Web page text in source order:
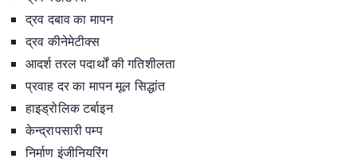
द्रव दबाव का मापन
द्रव कीनेमेटीक्स
आदर्श तरल पदार्थों की गतिशीलता
प्रवाह दर का मापन मूल सिद्धांत
हाइड्रोलिक टर्बाइन
केन्द्रापसारी पम्प
निर्माण इंजीनियरिंग